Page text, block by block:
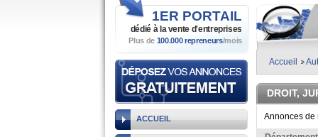
1ER PORTAIL
dédié à la vente d'entreprises
Plus de 100.000 repreneurs/mois
ACCUEIL
Accueil
DROIT,
Annonces de